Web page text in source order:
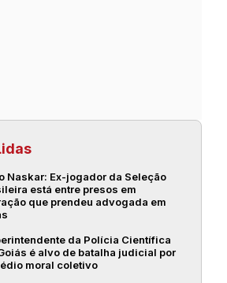
Naskar: Ex-jogador da Seleção
está entre presos em
que prendeu advogada em
da Polícia Científica
é alvo de batalha judicial por
moral coletivo